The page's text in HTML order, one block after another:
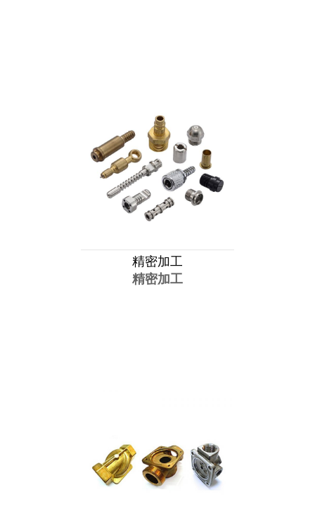
精密加工
精密加工